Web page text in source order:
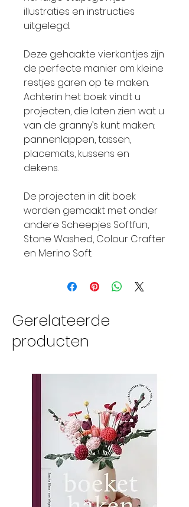
illustraties en instructies
uitgelegd.
Deze gehaakte vierkantjes zijn
de perfecte manier om kleine
restjes garen op te maken.
Achterin het boek vindt u
projecten, die laten zien wat u
van de granny’s kunt maken:
pannenlappen, tassen,
placemats, kussens en
dekens.
De projecten in dit boek
worden gemaakt met onder
andere Scheepjes Softfun,
Stone Washed, Colour Crafter
en Merino Soft.
Gerelateerde
producten